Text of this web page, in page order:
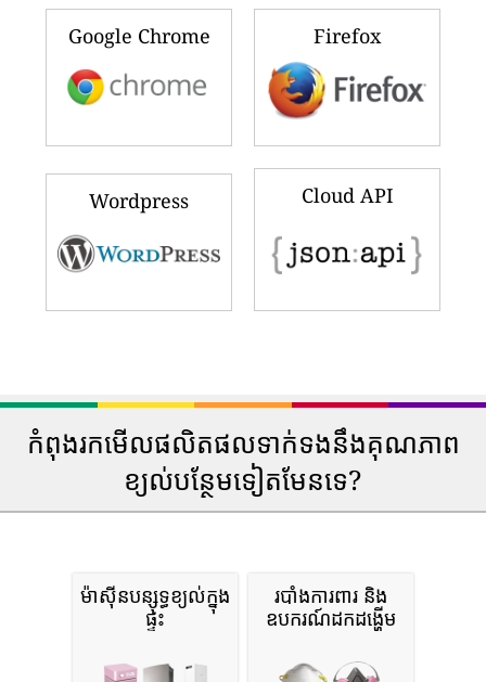
Google Chrome Firefox
Wordpress Cloud API
កំពុងរកមើលផលិតផលទាក់ទងនឹងគុណភាព
ខ្យល់បន្ថែមទៀតមែនទេ?
ម៉ាស៊ីនបន្សុទ្ធខ្យល់ក្នុង
ផ្ទះ
របាំងការពារ និង
ឧបករណ៍ដកដង្ហើម